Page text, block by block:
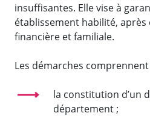
insuffisantes. Elle vise à
établissement habilité,
financière et familiale.
Les démarches comprennent
la constitution d’un
département ;